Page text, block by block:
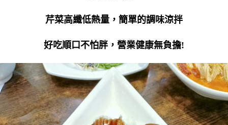
芹菜高纖低熱量，簡單的調味涼拌
好吃順口不怕胖，營業健康無負擔!